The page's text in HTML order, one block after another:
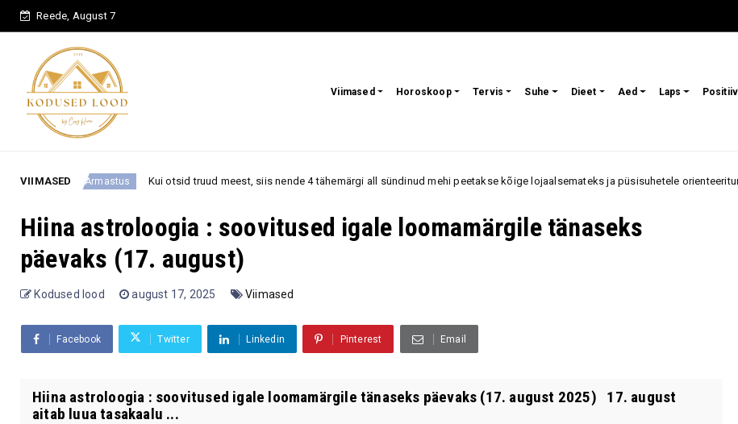
Reede, August 7
Viimased Horoskoop Tervis Suhe Dieet Aed Laps
VIIMASED
Kui otsid truud meest, siis nende 4 tähemärgi all sündinud mehi peetakse kõige lojaalsemateks ja püsisuhetele orienteeritumateks partneriteks
Hiina astroloogia : soovitused igale loomamärgile tänaseks
päevaks (17. august)
Kodused lood august 17, 2025 Viimased
Facebook Twitter Linkedin Pinterest Email
Hiina astroloogia : soovitused igale loomamärgile tänaseks päevaks (17. august 2025) 17. august
aitab luua tasakaalu ...